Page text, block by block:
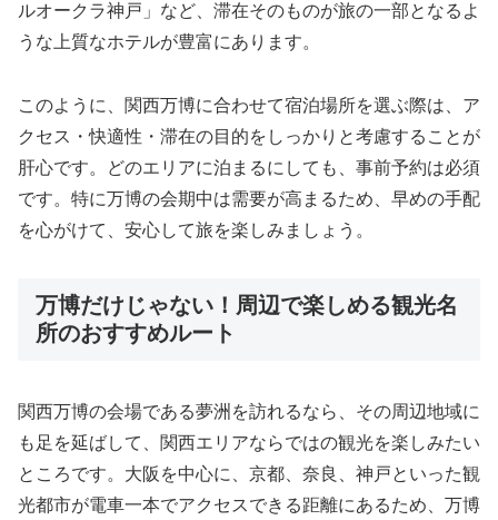
ルオークラ神戸」など、滞在そのものが旅の一部となるよ
うな上質なホテルが豊富にあります。
このように、関西万博に合わせて宿泊場所を選ぶ際は、ア
クセス・快適性・滞在の目的をしっかりと考慮することが
肝心です。どのエリアに泊まるにしても、事前予約は必須
です。特に万博の会期中は需要が高まるため、早めの手配
を心がけて、安心して旅を楽しみましょう。
万博だけじゃない！周辺で楽しめる観光名
所のおすすめルート
関西万博の会場である夢洲を訪れるなら、その周辺地域に
も足を延ばして、関西エリアならではの観光を楽しみたい
ところです。大阪を中心に、京都、奈良、神戸といった観
光都市が電車一本でアクセスできる距離にあるため、万博